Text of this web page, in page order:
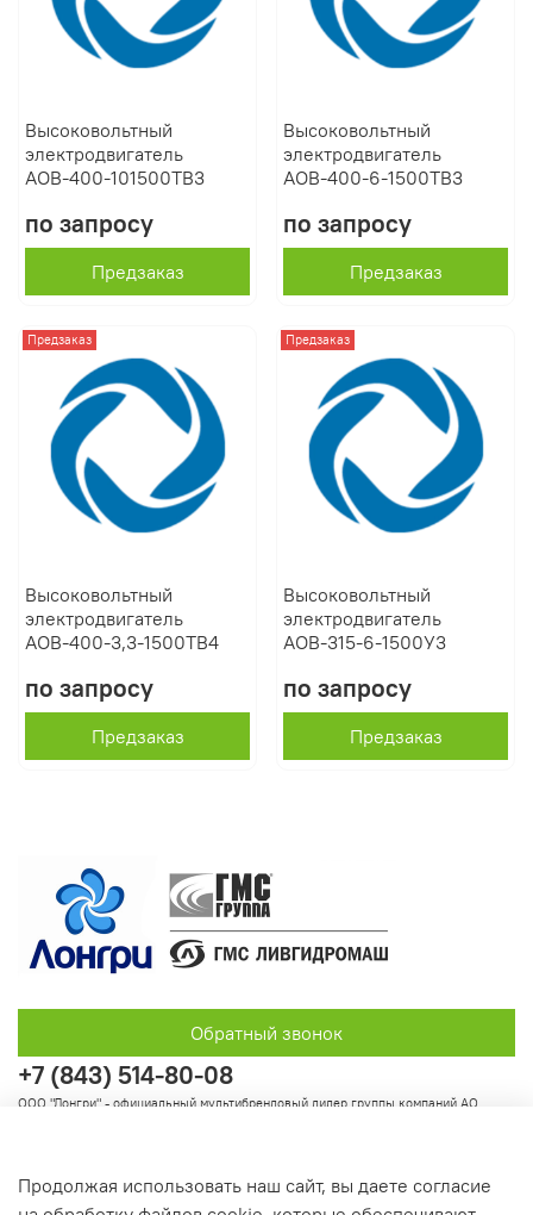
Высоковольтный
электродвигатель
АОВ-400-101500ТВ3
по запросу
Предзаказ
Высоковольтный
электродвигатель
АОВ-400-6-1500ТВ3
по запросу
Предзаказ
Предзаказ
Высоковольтный
электродвигатель
АОВ-400-3,3-1500ТВ4
по запросу
Предзаказ
Предзаказ
Высоковольтный
электродвигатель
АОВ-315-6-1500У3
по запросу
Предзаказ
+7 (843) 514-80-08
ООО "Лонгри" - официальный мультибрендовый дилер группы компаний АО
Обратный звонок
Продолжая использовать наш сайт, вы даете согласие